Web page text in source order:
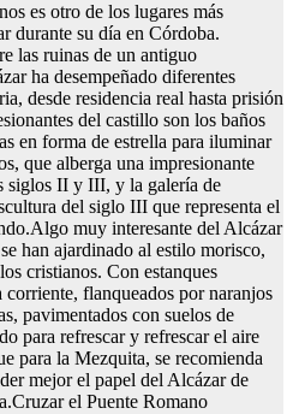
es otro de los lugares más
durante su día en Córdoba.
las ruinas de un antiguo
ha desempeñado diferentes
desde residencia real hasta prisión
del castillo son los baños
en forma de estrella para iluminar
que alberga una impresionante
siglos II y III, y la galería de
del siglo III que representa el
muy interesante del Alcázar
han ajardinado al estilo morisco,
cristianos. Con estanques
corriente, flanqueados por naranjos
pavimentados con suelos de
para refrescar y refrescar el aire
para la Mezquita, se recomienda
mejor el papel del Alcázar de
el Puente Romano